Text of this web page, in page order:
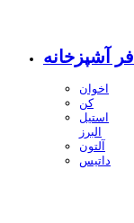
فر آشپزخانه
اخوان
کن
استیل
البرز
آلتون
داتیس